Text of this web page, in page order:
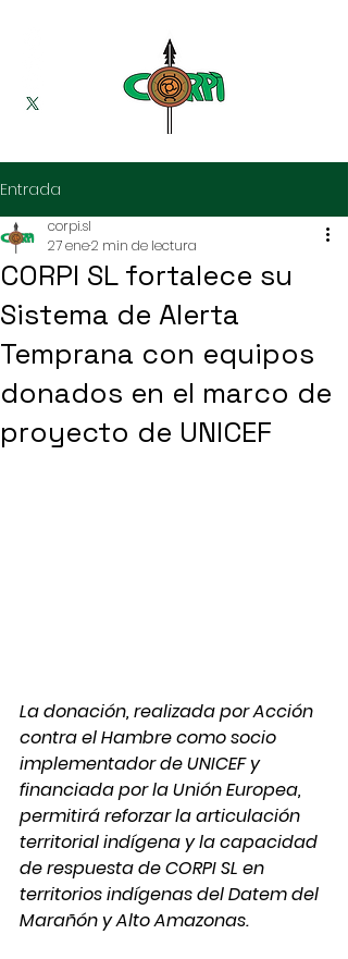
Entrada
CORPI SL fortalece su
Sistema de Alerta
Temprana con equipos
donados en el marco de
proyecto de UNICEF
corpi.sl
27 ene2 min de lectura
La donación, realizada por Acción
contra el Hambre como socio
implementador de UNICEF y
financiada por la Unión Europea,
permitirá reforzar la articulación
territorial indígena y la capacidad
de respuesta de CORPI SL en
territorios indígenas del Datem del
Marañón y Alto Amazonas.